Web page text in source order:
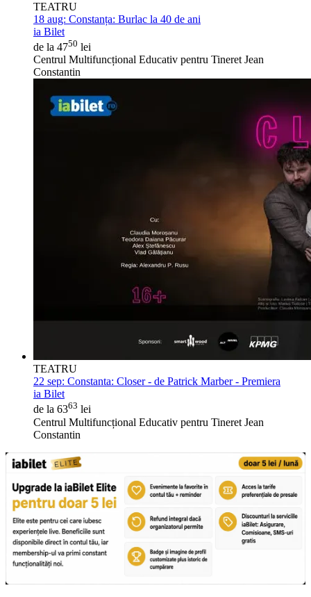
TEATRU
18 aug: Constanța: Burlac la 40 de ani
ia Bilet
de la 4750 lei
Centrul Multifuncțional Educativ pentru Tineret Jean
Constantin
TEATRU
22 sep: Constanta: Closer - de Patrick Marber - Premiera
ia Bilet
de la 6363 lei
Centrul Multifuncțional Educativ pentru Tineret Jean
Constantin